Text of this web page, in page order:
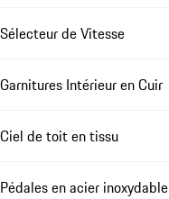
Sélecteur de Vitesse
Garnitures Intérieur en Cuir
Ciel de toit en tissu
Pédales en acier inoxydable